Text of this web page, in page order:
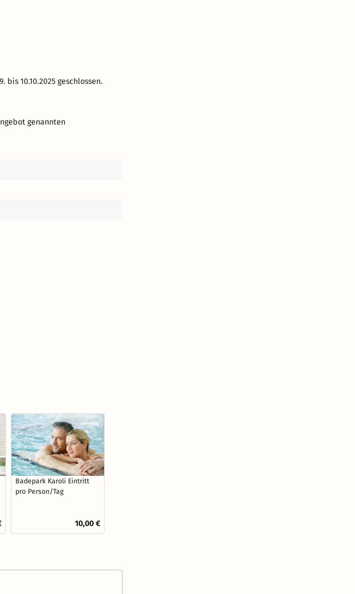
10.10.2025 geschlossen.
genannten
Badepark Karoli Eintritt
pro Person/Tag
10,00 €